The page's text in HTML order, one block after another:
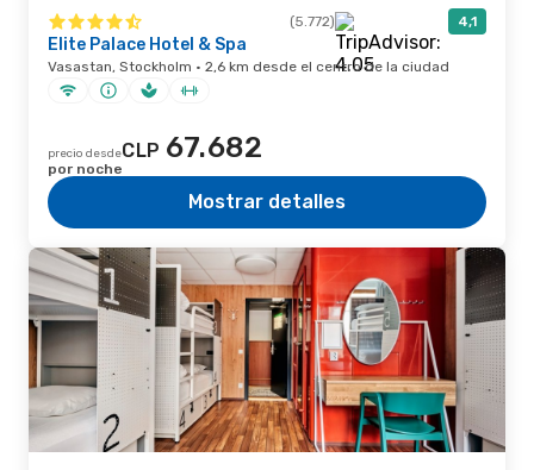
(5.772) 4,1
Elite Palace Hotel & Spa
Vasastan, Stockholm · 2,6 km desde el centro de la ciudad
precio desdeCLP 67.682
por noche
Mostrar detalles